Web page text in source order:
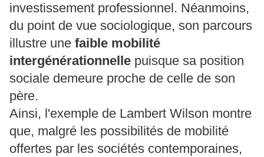
investissement professionnel. Néanmoins,
du point de vue sociologique, son parcours
illustre une faible mobilité
intergénérationnelle puisque sa position
sociale demeure proche de celle de son
père.
Ainsi, l'exemple de Lambert Wilson montre
que, malgré les possibilités de mobilité
offertes par les sociétés contemporaines,